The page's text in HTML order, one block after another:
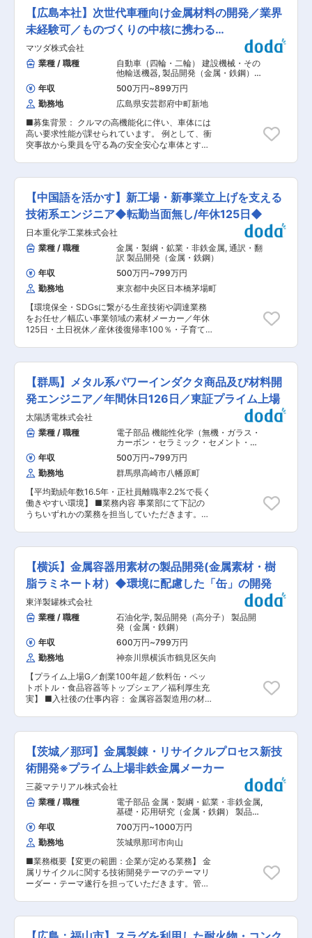
度」もございます。 （2）働き方・福利厚生 全社
平均残業5.4時間、土日祝休の働き方で、仕事・
プライベートを両立させやすい環境です。 ■キャ
リア 入社後は経験と希望に考慮してプロジェクト
先の研究開発員として就業いただきます。プロジ
ェクトは数年ごとに変わるため、様々な研究分野
に関わることが可能です。また、同じプロジェク
トに長期に携わる社員もいます。将来的にはプロ
ジェクト先での就業形態のみならず、自社ラボで
の研究開発や研究開発員のサポートにも挑戦可能
です。 ■各種制度 ＜評価制度＞ 適正な評価を実
施する体制があります。プロジェクト先評価と当
社基準に基づき社員を評価します。評価項目は社
す。 ＜社会人博士制度＞ 在職中の学位取得を支
援する制度です。受験料・授業料まで会社が全額
ことはありません。 変更の範囲：会社の定める業
務 変更の範囲：会社の定める業務
ニーズへ対応できるよう「ポテンシャル人材をプ
ロフェッショナルな人材に」をテーマに教育前提
での増員採用をいたします。 ■仕事内容 同社の
お取引する様々な業界(自動車・医療・半導体等)
の企業様のエンジニアとして、化学関連における
主に開発の業務をご担当いただきます。 ■既卒の
方も新卒同様の手厚い研修を受けられる！ 2〜3
か月を目途に、同社の集合研修(神奈川県内)に参
加いただきます。 研修に係る費用はすべて会社負
担となり、遠方にお住いの方は期間限定の住居手
配も可能です。(一部自己負担あり) 「本当は設計
をやりたい」といった新卒初期配属で希望の業務
ができていない方も歓迎いたします！ ■化学分野
の研修例 ・化学安全 ・半導体技術 ・電池(二次電
池及び燃料) ・データ分析 ・SEM研修 等 ＜アル
勤務地をできる限り尊重します。 また、最初の案
件以降、同社が持つ案件にて挑戦したい案件があ
れば、声をあげて頂き、スキルが足りなくても、
どの案件でどんなスキルを身に着けるべきかを教
えてもらえる環境であり、希望を叶える為に会社
がサポートします。 キャリアパスに関してもエン
ジニアスペシャリスト、現場・請負マネジメン
ト、管理経営部門などのポジションを用意してい
ます。 ■評価制度が明確 同社の評価制度はすべ
てポイント制で、何をしたら何点/何点取得で昇格
等、評価を定量的にしている為、曖昧になること
なく、頑張りは必ず繁栄される評価制度を確立し
ています。 ■同社について 同社は1968年の創業
証プライム上場の安定性を誇ります。 派遣先メー
カーは700社以上。自動車関連から家電、精密機
など業種も幅広く、大手有名メーカーとも多数取
引があります。
【広島本社】次世代車種向け金属材料の開発／業界
未経験可／ものづくりの中核に携わる
_RDVD26603
マツダ株式会社
業種 / 職種
自動車（四輪・二輪） 建設機械・その
他輸送機器, 製品開発（金属・鉄鋼）
製造プロセス開発・工法開発（加工成
型）（金属・鉄鋼・ガラス）
年収 500万円~899万円
勤務地
広島県安芸郡府中町新地
■募集背景： クルマの高機能化に伴い、車体には
高い要求性能が課せられています。 例として、衝
突事故から乗員を守る為の安全安心な車体とする
それらの要求を最効率で実現させる為には材料の
進化が必要となります。 カーボンニュートラルや
サーキュラエコノミーの対応はマツダが地球環境
と共存共栄を図る為に必須となります。 また、ヨ
ーロッパにおいては2030年代半ばから、自動車
の廃車由来のリサイクル材料を新車に織り込む規
制導入が予定されています。 この事から、リサイ
クル材に関する技術開発の加速が必要となってい
ます。 ■業務概要： 次世代車種で用いる金属材
料の開発業務において、社内の各技術部門材料技
術部や社外メーカー、海外拠点と連携をとりなが
ら、一貫してご担当いただきます。 ■業務詳細：
・材料単体および接合の強度特性把握 ・錆、腐食
への影響把握 ・各種性能、生産性の要件への適合
性確認 ・カーボンニュートラル、サーキュラエコ
ノミー実現に向けた金属材料領域の戦略立案およ
発中の車種に技術をより早く、よりアフォーダブ
ルなコストで織込みを実現し、軽量化によって優
れた燃費性能と軽快なハンドリングを実現させる
事に貢献する。 ◇クルマ製造時のボデー領域にお
けるCO2排出量は、クルマの様々なシステムの中
でも特筆した排出量となっている。カーボンニュ
ートラル、サーキュラエコノミー実現に向け、技
術的な解を導出し、開発車に織り込みを行う事
で、マツダが地球環境と共存していく未来の創出
に貢献する。 ■業務のやりがい： ◇材料は、デ
ザイン・安全性・走る歓びといった車の本質的価
値を決定づける重要な役割を担っており、ものづ
くりの中核に携わる事ができます。 ◇社内で金属
存在となります。 ◇責任の大きい仕事を通じて、
自身の成長と達成感を同時に感じることができま
務に配置転換の可能性あり
【中国語を活かす】新工場・新事業立上げを支える
技術系エンジニア◆転勤当面無し/年休125日◆
日本重化学工業株式会社
業種 / 職種
金属・製綱・鉱業・非鉄金属, 通訳・翻
訳 製品開発（金属・鉄鋼）
年収
500万円~799万円
勤務地
東京都中央区日本橋茅場町
【環境保全・SDGsに繋がる生産技術や調達業務
をお任せ／幅広い事業領域の素材メーカー／年休
125日・土日祝休／産休後復帰率100％・子育て
立ち上げのための生産技術や原料の調達業務など
・中国語を使用した通訳業務 ※ 通常業務として生
産技術や調達などの業務に従事しますが、海外取
引先とのやり取りの中で中国語を使用することが
ありますので、ビジネスレベルの中国語が必要と
なります ※ 子会社の業務を兼務するかたちとなり
ます。また、将来的な富山県内の子会社へ出向の
可能性があります。 ■組織体制： 10名程度 ■業
務の魅力 ・0から工場立ち上げの業務に携われま
す ・グローバルな業務に取り組むことができます
■就業環境： ・土日祝休、年間休日数125日に加
えてイベント休暇1日があり、比較的お休みを確
保しやすいです。 ・平日でもプライベートな時間
を確保しやすい環境です。 ・休日出勤が発生する
可能性がございますが代休を取得することが可能
ですのでご安心ください。 ■同社の特徴： 1917
生手続きという苦しい出来事もありましたが、取
引先の支援を得ながら2006年には更生法手続き
を終結し現在に至っています。会社更生手続き後
株主の100%が従業員となり、結果働く者たちが
自分たちの進むべき道を主体的に選択できる体制
となりました。 変更の範囲：会社の定める業務
【群馬】メタル系パワーインダクタ商品及び材料開
発エンジニア／年間休日126日／東証プライム上場
太陽誘電株式会社
業種 / 職種
電子部品 機能性化学（無機・ガラス・
カーボン・セラミック・セメント・窯
業）, 製品開発（金属・鉄鋼） 製品開
発（非鉄金属）
年収 500万円~799万円
勤務地
群馬県高崎市八幡原町
【平均勤続年数16.5年・正社員離職率2.2%で長く
働きやすい環境】 ■業務内容 事業部にて下記の
うちいずれかの業務を担当していただきます。
マーケット＆技術トレンドからニーズを想定し、
将来を見据えた次世代材料開発を担当していただ
きます。 2）事業部向け商品企画開発業務 ・軟磁
性メタル材料を用いたパワーインダクタ新商品の
企画、開発、商品化。 マーケット動向や顧客ニー
ズを捉えた新商品構想から、材料・プロセス技術
の開発そして商品化まで、幅広く事業化を推進。
顧客への開発商品の提案、ニーズの吸上げ等、拡
販業務も担当していただきます。 3）事業部向け
新商品設計、プロセス開発・製品立上業務 ・軟磁
性メタル材料を用いたパワーインダクタ新商品の
開発、およびプロセス技術開発を担当していただ
きます。 マーケット動向や顧客ニーズを捉えた新
商品を創出し、最適な材料・プロセス技術を選択
し、設計・試作・評価・要素技術開発を行い、新
商品の量産化まで行っていただきます。 ■当社に
デバイス（FBAR/SAW）などの各種電子部品の研
究・開発、生産、販売に取り組み、グローバルに
事業を展開しています。 当社は、お客様や社会の
ニーズに応える商品を提供するため、素材の開発
から出発して製品化を行うことを信条としていま
す。 これにより、スマートフォンやタブレットな
どの電子機器や、IT・エレクトロニクス化が加速
する自動車、情報インフラ・産業機器など、幅広
い分野で高い評価をいただいています。 変更の範
囲：会社の定める業務
【横浜】金属容器用素材の製品開発(金属素材・樹
脂ラミネート材）◆環境に配慮した「缶」の開発
東洋製罐株式会社
業種 / 職種
石油化学, 製品開発（高分子） 製品開
発（金属・鉄鋼）
年収
600万円~799万円
勤務地
神奈川県横浜市鶴見区矢向
【プライム上場G／創業100年超／飲料缶・ペッ
トボトル・食品容器等トップシェア／福利厚生充
実】 ■入社後の仕事内容： 金属容器製造用の材
容器製造の基盤を支える金属素材及びラミネート
用合成樹脂の開発を担う重要なポジションです。
環境負荷低減やリサイクル素材の導入など、未来
志向のイノベーションにも挑戦いただけます。 ・
アルミニウムやスチールなどの金属素材の特性向
上(素材メーカーとの共働)、加工技術の研究と改
良、金属に樹脂をラミネートした複合素材の試
作、評価、改良 ・具体的には、素材メーカーとの
材料設計検討、容器のラボ試験・実機試験、容器
性能評価を実施頂きます。 ・特にリサイクル素材
の採用や、持続可能性を重視した環境配慮型素
材・容器の開発推進いただきます。 ■期待する役
割： ・技術のリーダーシップ：新たな素材や塗料
の開発プロジェクトを主導し、技術的な課題解決
を図ること ・新規プロジェクトの推進：食品・飲
料メーカーのニーズをもとに、機能性や環境負荷
進めるため、社内外の関係者と密に連携 ・市場の
【茨城／那珂】金属製錬・リサイクルプロセス新技
術開発※プライム上場非鉄金属メーカー
三菱マテリアル株式会社
業種 / 職種
電子部品 金属・製綱・鉱業・非鉄金属,
基礎・応用研究（金属・鉄鋼） 製品開
発（金属・鉄鋼）
年収 700万円~1000万円
勤務地
茨城県那珂市向山
■業務概要【変更の範囲：企業が定める業務】 金
属リサイクルに関する技術開発テーマのテーマリ
ーダー・テーマ遂行を担っていただきます。管理
ことも期待しています。 将来、開発プロジェクト
のマネージャー、金属事業の製造拠点の管理者な